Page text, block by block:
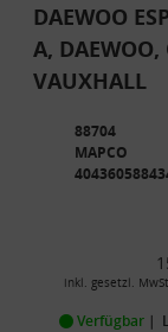
DAEWOO
A, DAEWOO,
VAUXHALL
88704
MAPCO
inkl. gesetzl.
Verfügbar